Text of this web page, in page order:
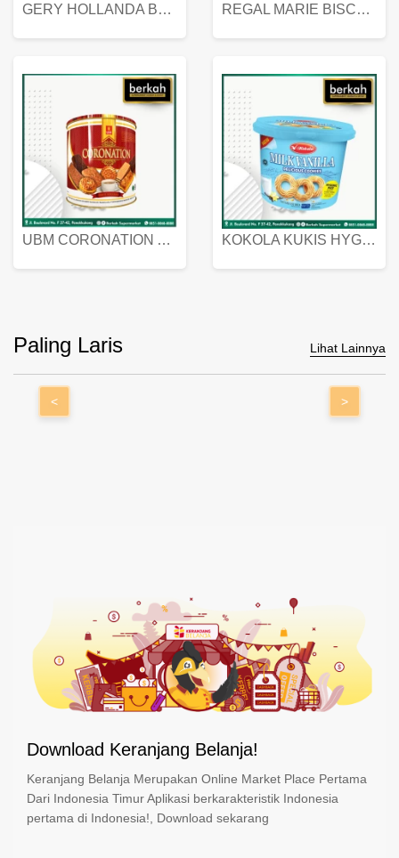
GERY HOLLANDA BUTTER COOKIES 450 GRAM REGAL MARIE BISCUIT KALENG 550 GRAM
UBM CORONATION ASSORTED BISKUIT KALENG 450 GRAM KOKOLA KUKIS HYGIENIC MILK VANILLA PACK 320 GR
Paling Laris Lihat Lainnya
< >
Download Keranjang Belanja!
Keranjang Belanja Merupakan Online Market Place Pertama
Dari Indonesia Timur Aplikasi berkarakteristik Indonesia
pertama di Indonesia!, Download sekarang